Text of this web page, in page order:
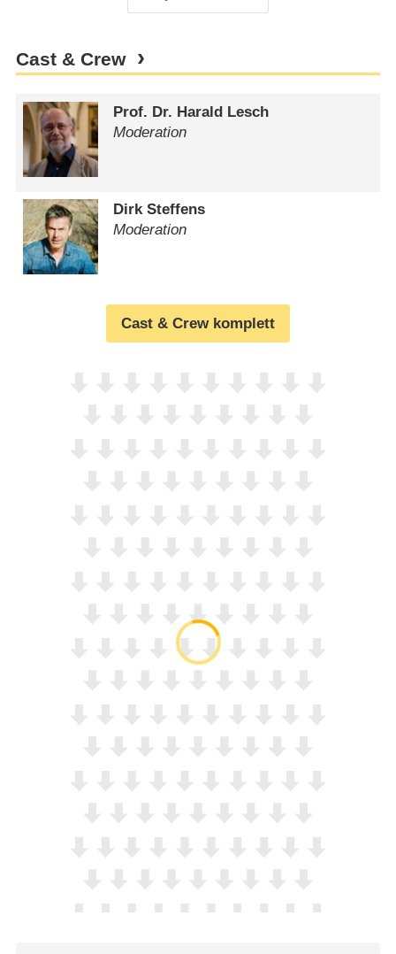
Cast & Crew
Prof. Dr. Harald Lesch
Moderation
Dirk Steffens
Moderation
Cast & Crew komplett